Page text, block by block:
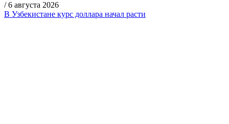
/ 6 августа 2026
В Узбекистане курс доллара начал расти